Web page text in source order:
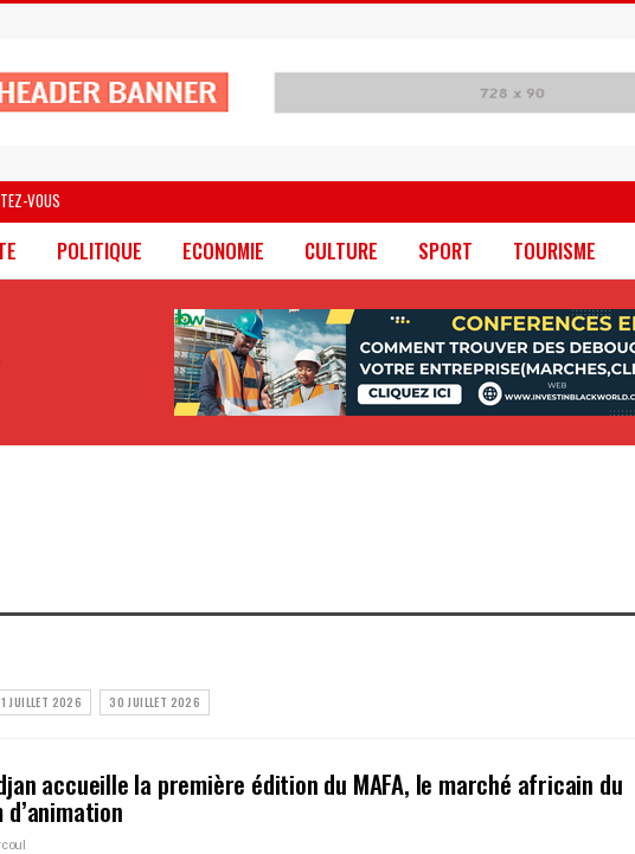
VOUS
POLITIQUE ECONOMIE CULTURE SPORT TOURISME
JUILLET 2026 30 JUILLET 2026
accueille la première édition du MAFA, le marché africain du